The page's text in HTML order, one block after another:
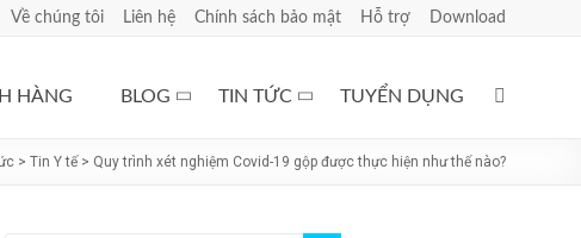
Về chúng tôi Liên hệ Chính sách bảo mật Hỗ trợ Download
HÀNG BLOG TIN TỨC TUYỂN DỤNG
> Tin Y tế > Quy trình xét nghiệm Covid-19 gộp được thực hiện như thế nào?